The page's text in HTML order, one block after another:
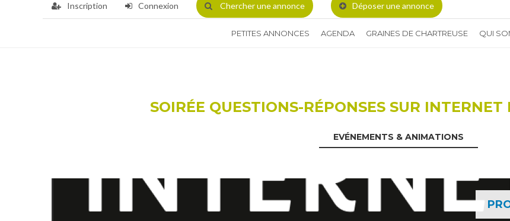
Inscription Connexion Chercherune annonce Déposer une annonce
PETITES ANNONCES AGENDA GRAINES DE CHARTREUSE QUI
SOIRÉE QUESTIONS-RÉPONSES SUR
EVÉNEMENTS & ANIMATIONS